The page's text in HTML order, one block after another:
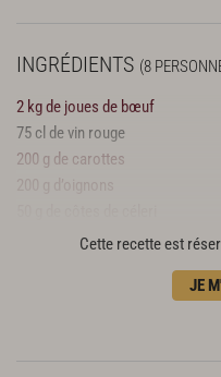
INGRÉDIENTS (8
2 kg de joues de bœuf
75 cl de vin rouge
200 g de carottes
200 g d’oignons
1 l de fond de veauCette recette est
JE